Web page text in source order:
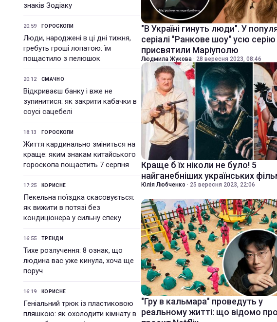
знаків Зодіаку
20:59 ГОРОСКОПИ
Люди, народжені в ці дні тижня,
гребуть гроші лопатою: їм
пощастило з пелюшок
20:12 СМАЧНО
Відкриваєш банку і вже не
зупинитися: як закрити кабачки в
соусі сацебелі
18:13 ГОРОСКОПИ
Життя кардинально зміниться на
краще: яким знакам китайського
гороскопа пощастить 7 серпня
17:25 КОРИСНЕ
Пекельна поїздка скасовується:
як вижити в потязі без
кондиціонера у сильну спеку
16:55 ТРЕНДИ
Тихе розлучення: 8 ознак, що
людина вас уже кинула, хоча ще
поруч
16:19 КОРИСНЕ
Геніальний трюк із пластиковою
пляшкою: як охолодити кімнату в
"В Україні гинуть люди". У
серіалі "Ранкове шоу" усю серію
присвятили Маріуполю
Людмила Жукова · 28 вересня 2023, 08:46
Краще б їх ніколи не було! 5
найганебніших українських
Юлія Любченко · 25 вересня 2023, 22:06
"Гру в кальмара" проведуть у
реальному житті: що відомо